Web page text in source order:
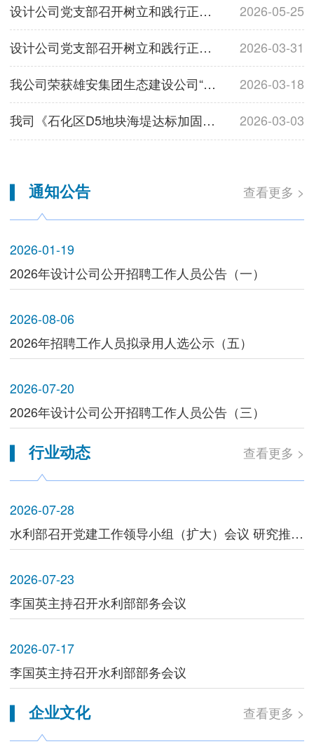
设计公司党支部召开树立和践行正确政绩观学习教育专题学习会 2026-05-25
设计公司党支部召开树立和践行正确政绩观学习教育部署会 2026-03-31
我公司荣获雄安集团生态建设公司“优秀勘察设计单位”称号 2026-03-18
我司《石化区D5地块海堤达标加固工程》初步设计顺利通过专家组审查 2026-03-03
通知公告 查看更多 >
2026-01-19
2026年设计公司公开招聘工作人员公告（一）
2026-08-06
2026年招聘工作人员拟录用人选公示（五）
2026-07-20
2026年设计公司公开招聘工作人员公告（三）
行业动态 查看更多 >
2026-07-28
水利部召开党建工作领导小组（扩大）会议 研究推进树立和践行正确政绩观学习教育工作
2026-07-23
李国英主持召开水利部部务会议
2026-07-17
李国英主持召开水利部部务会议
企业文化 查看更多 >